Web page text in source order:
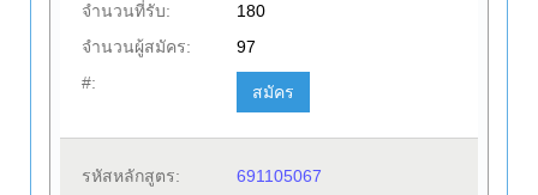
จำนวนที่รับ:
180
จำนวนผู้สมัคร:
97
#:
สมัคร
รหัสหลักสูตร:
691105067